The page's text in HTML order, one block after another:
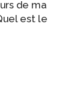
de ma
est le